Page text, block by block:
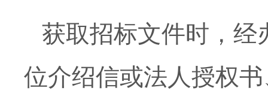
获取招标文件时，经
位介绍信或法人授权